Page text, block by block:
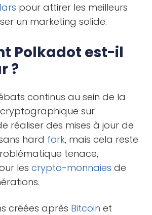
pour attirer les meilleurs
un marketing solide.
Polkadot est-il
?
continus au sein de la
sur
réaliser des mises à jour de
hard fork, mais cela reste
tenace,
les crypto-monnaies de
créées après Bitcoin et